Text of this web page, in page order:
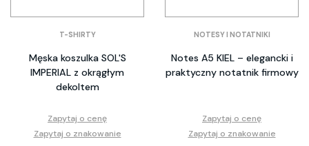
T-SHIRTY
Męska koszulka SOL'S
IMPERIAL z okrągłym
dekoltem
Zapytaj o cenę
Zapytaj o znakowanie
NOTESY I NOTATNIKI
Notes A5 KIEL – elegancki i
praktyczny notatnik firmowy
Zapytaj o cenę
Zapytaj o znakowanie